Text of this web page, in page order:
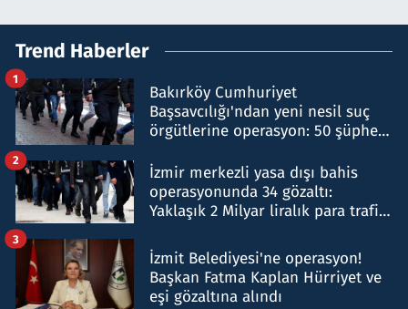
Trend Haberler
Bakırköy Cumhuriyet
Başsavcılığı'ndan yeni nesil suç
örgütlerine operasyon: 50 şüpheli
1
İzmir merkezli yasa dışı bahis
operasyonunda 34 gözaltı:
Yaklaşık 2 Milyar liralık para trafiği
2
İzmit Belediyesi'ne operasyon!
Başkan Fatma Kaplan Hürriyet ve
eşi gözaltına alındı
3